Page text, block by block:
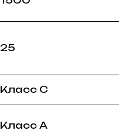
25
Класс C
Класс A